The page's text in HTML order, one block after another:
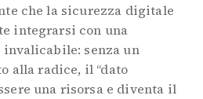
che la sicurezza digitale
integrarsi con una
senza un
alla radice, il “dato
una risorsa e diventa il